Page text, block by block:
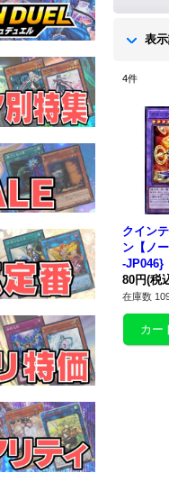
表
4件
クイン
ン【ノ
-JP046}
80円(税
在庫数